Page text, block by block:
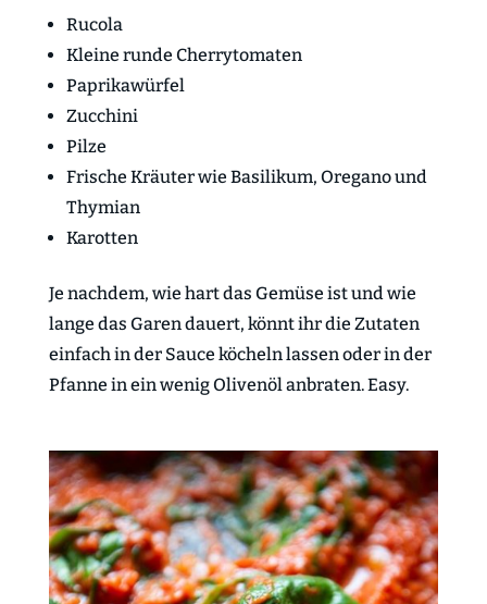
Rucola
Kleine runde Cherrytomaten
Paprikawürfel
Zucchini
Pilze
Frische Kräuter wie Basilikum, Oregano und
Thymian
Karotten
Je nachdem, wie hart das Gemüse ist und wie
lange das Garen dauert, könnt ihr die Zutaten
einfach in der Sauce köcheln lassen oder in der
Pfanne in ein wenig Olivenöl anbraten. Easy.